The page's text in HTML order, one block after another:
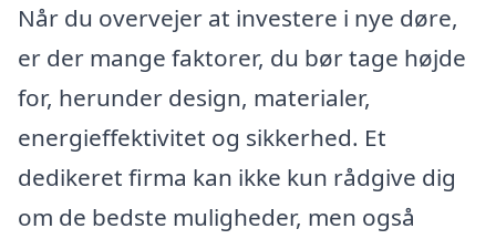
Når du overvejer at investere i nye døre,
er der mange faktorer, du bør tage højde
for, herunder design, materialer,
energieffektivitet og sikkerhed. Et
dedikeret firma kan ikke kun rådgive dig
om de bedste muligheder, men også